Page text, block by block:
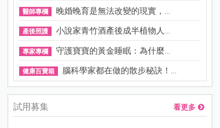
醫師專欄 晚婚晚育是無法改變的現實，...
產後照護 小說家青竹酒產後成半植物人...
專家專欄 守護寶寶的黃金睡眠：為什麼...
健康百寶箱 腦科學家都在做的散步秘訣！...
試用募集 看更多